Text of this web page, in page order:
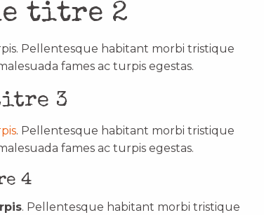
titre 2
Pellentesque habitant morbi tristique
fames ac turpis egestas.
3
. Pellentesque habitant morbi tristique
fames ac turpis egestas.
4
. Pellentesque habitant morbi tristique